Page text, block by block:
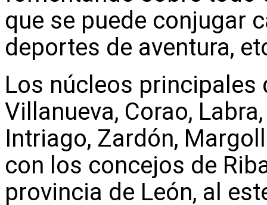
que se puede conjugar
deportes de aventura,
Los núcleos principales
Villanueva, Corao,
Intriago, Zardón,
con los concejos de
provincia de León, al